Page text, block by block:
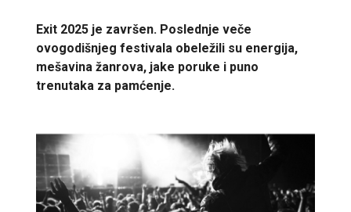
Exit 2025 je završen. Poslednje veče
ovogodišnjeg festivala obeležili su energija,
mešavina žanrova, jake poruke i puno
trenutaka za pamćenje.